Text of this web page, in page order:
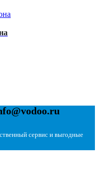
сервис и выгодные